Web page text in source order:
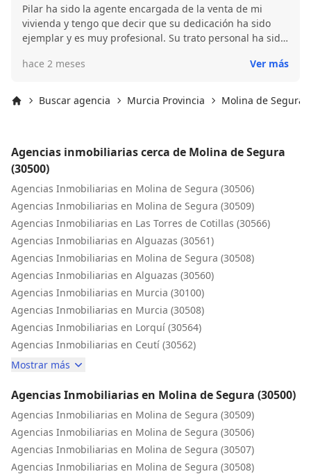
Pilar ha sido la agente encargada de la venta de mi
vivienda y tengo que decir que su dedicación ha sido
ejemplar y es muy profesional. Su trato personal ha sido
hace 2 meses
Ver más
Buscar agencia Murcia Provincia Molina de Segura
Agencias inmobiliarias cerca de Molina de Segura
(30500)
Agencias Inmobiliarias en Molina de Segura (30506)
Agencias Inmobiliarias en Molina de Segura (30509)
Agencias Inmobiliarias en Las Torres de Cotillas (30566)
Agencias Inmobiliarias en Alguazas (30561)
Agencias Inmobiliarias en Molina de Segura (30508)
Agencias Inmobiliarias en Alguazas (30560)
Agencias Inmobiliarias en Murcia (30100)
Agencias Inmobiliarias en Murcia (30508)
Agencias Inmobiliarias en Lorquí (30564)
Agencias Inmobiliarias en Ceutí (30562)
Mostrar más
Agencias Inmobiliarias en Molina de Segura (30500)
Agencias Inmobiliarias en Molina de Segura (30509)
Agencias Inmobiliarias en Molina de Segura (30506)
Agencias Inmobiliarias en Molina de Segura (30507)
Agencias Inmobiliarias en Molina de Segura (30508)